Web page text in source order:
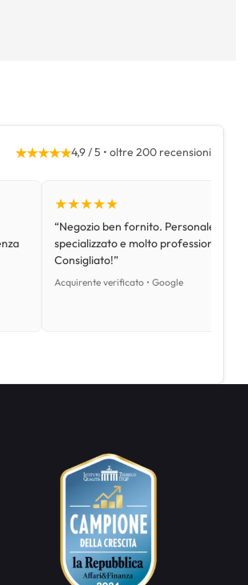
★★★★★4,9 / 5 • oltre 200 recensioni
★★★★★
“Negozio ben fornito. Personale
specializzato e molto professionale.
Consigliato!”
Acquirente verificato • Google